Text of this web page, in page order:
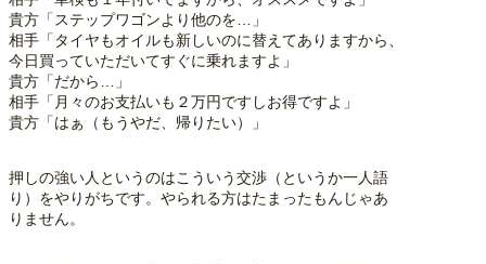
貴方「ステップワゴンより他のを…」
相手「タイヤもオイルも新しいのに替えてありますから、
今日買っていただいてすぐに乗れますよ」
貴方「だから…」
相手「月々のお支払いも２万円ですしお得ですよ」
貴方「はぁ（もうやだ、帰りたい）」
押しの強い人というのはこういう交渉（というか一人語
り）をやりがちです。やられる方はたまったもんじゃあ
りません。